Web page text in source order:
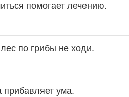
помогает лечению.
по грибы не ходи.
прибавляет ума.